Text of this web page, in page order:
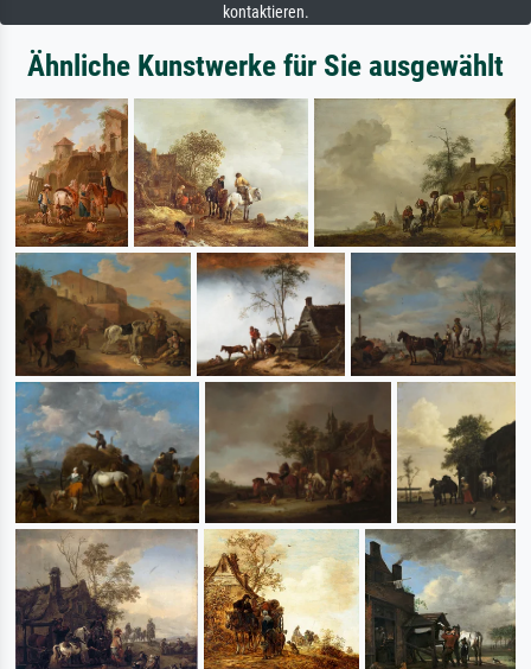
kontaktieren.
Ähnliche Kunstwerke für Sie ausgewählt